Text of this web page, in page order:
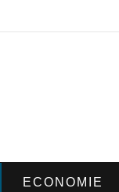
ECONOMIE